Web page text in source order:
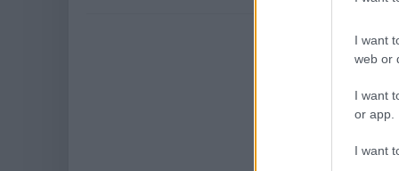
I want
web or
I want
or app.
I want